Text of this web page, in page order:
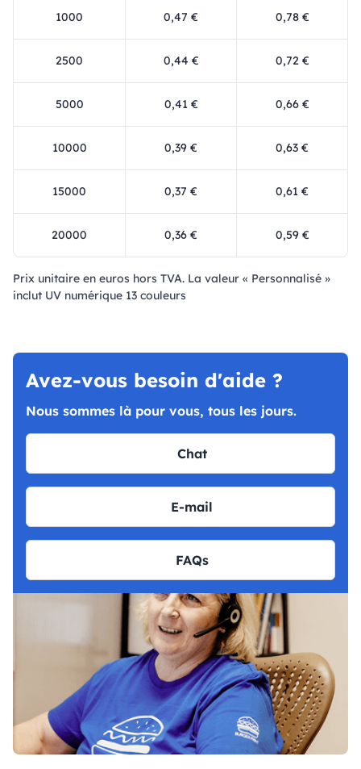
1000 0,47 € 0,78 €
2500 0,44 € 0,72 €
5000 0,41 € 0,66 €
10000 0,39 € 0,63 €
15000 0,37 € 0,61 €
20000 0,36 € 0,59 €
Prix ​​unitaire en euros hors TVA. La valeur « Personnalisé »
inclut UV numérique 13 couleurs
Avez-vous besoin d'aide ?
Nous sommes là pour vous, tous les jours.
Chat
E-mail
FAQs